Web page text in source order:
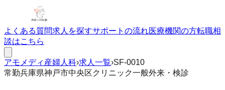
よくある質問求人を探すサポートの流れ医療機関の方転職相
談はこちら
アモメディ 産婦人科›求人一覧›SF-0010
常勤兵庫県神戸市中央区クリニック一般外来・検診